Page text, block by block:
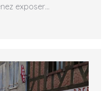
exposer…